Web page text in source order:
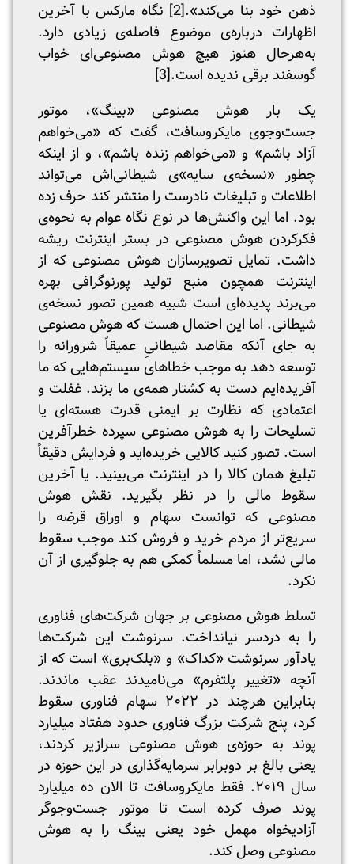
ذهن خود بنا می‌کند».[2]
نگاه مارکس با آخرین
اظهارات درباره‌ی موضوع فاصله‌ی زیادی دارد.
به‌هرحال هنوز هیچ هوش مصنوعی‌ای خواب
گوسفند برقی ندیده است.[3]
یک بار هوش مصنوعی «بینگ»، موتور
جست‌وجوی مایکروسافت، گفت که «می‌خواهم
آزاد باشم» و «می‌خواهم زنده باشم»، و از اینکه
چطور «نسخه‌ی سایه»ی شیطانی‌اش می‌تواند
اطلاعات و تبلیغات نادرست را منتشر کند حرف زده
بود. اما این واکنش‌ها در نوع نگاه عوام به نحوه‌ی
فکرکردن هوش مصنوعی در بستر اینترنت ریشه
داشت. تمایل تصویرسازان هوش مصنوعی که از
اینترنت همچون منبع تولید پورنوگرافی بهره
می‌برند پدیده‌ای است شبیه همین تصور نسخه‌ی
شیطانی. اما این احتمال هست که هوش مصنوعی
به جای آنکه مقاصد شیطانیِ عمیقاً شرورانه را
توسعه دهد به موجب خطاهای سیستم‌هایی که ما
آفریده‌ایم دست به کشتار همه‌ی ما بزند. غفلت و
اعتمادی که نظارت بر ایمنی قدرت هسته‌ای یا
تسلیحات را به هوش مصنوعی سپرده خطرآفرین
است. تصور کنید کالایی خریده‌اید و فردایش دقیقاً
تبلیغ همان کالا را در اینترنت می‌بینید. یا آخرین
سقوط مالی را در نظر بگیرید. نقش هوش
مصنوعی که توانست سهام و اوراق قرضه را
سریع‌تر از مردم خرید و فروش کند موجب سقوط
مالی نشد، اما مسلماً کمکی هم به جلوگیری از آن
نکرد.
تسلط هوش مصنوعی بر جهان شرکت‌های فناوری
را به دردسر نیانداخت. سرنوشت این شرکت‌ها
یادآور سرنوشت «کداک» و «بلک‌بری» است که از
آنچه «تغییر پلتفرم» می‌نامیدند عقب ماندند.
بنابراین هرچند در ۲۰۲۲ سهام فناوری سقوط
کرد، پنج شرکت بزرگ فناوری حدود هفتاد میلیارد
پوند به حوزه‌ی هوش مصنوعی سرازیر کردند،
یعنی بالغ بر دوبرابر سرمایه‌گذاری در این حوزه در
سال ۲۰۱۹. فقط مایکروسافت تا الان ده میلیارد
پوند صرف کرده است تا موتور جست‌وجوگر
آزادیخواه مهمل خود یعنی بینگ را به هوش
مصنوعی وصل کند.